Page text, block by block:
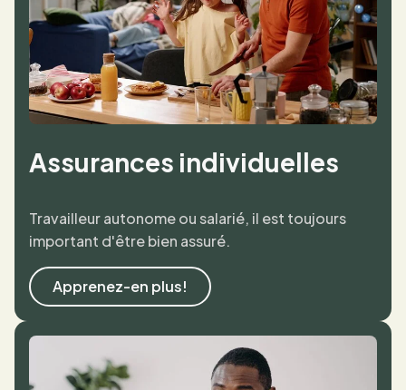
Assurances individuelles
Travailleur autonome ou salarié, il est toujours
important d'être bien assuré.
Apprenez-en plus!